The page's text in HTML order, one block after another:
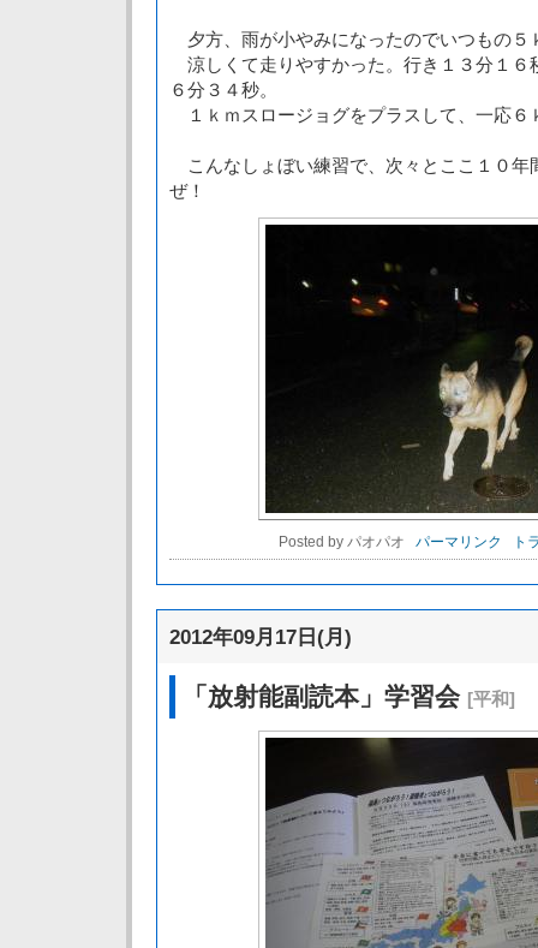
夕方、雨が小やみになったのでいつもの５
涼しくて走りやすかった。行き１３分１６
６分３４秒。
１ｋｍスロージョグをプラスして、一応６
こんなしょぼい練習で、次々とここ１０年
ぜ！
Posted by パオパオ パーマリンク ト
2012年09月17日(月)
「放射能副読本」学習会 [平和]